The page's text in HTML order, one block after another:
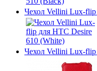
Чехол Vellini Lux-
Чехол Vellini Lux-flip